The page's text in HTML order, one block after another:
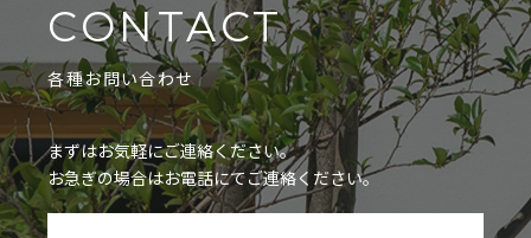
CONTACT
各種お問い合わせ
まずはお気軽にご連絡ください。
お急ぎの場合はお電話にてご連絡ください。